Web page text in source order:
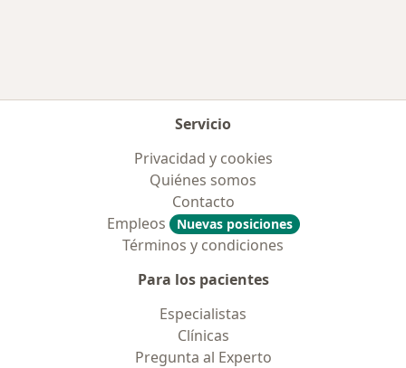
Servicio
Privacidad y cookies
Quiénes somos
Contacto
Empleos
Nuevas posiciones
Términos y condiciones
Para los pacientes
Especialistas
Clínicas
Pregunta al Experto